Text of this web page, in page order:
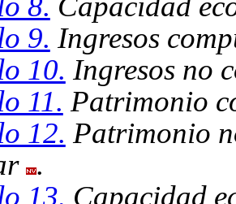
9. Ingresos
10. Ingresos no
11. Patrimonio
12. Patrimonio
.
13. Capacidad